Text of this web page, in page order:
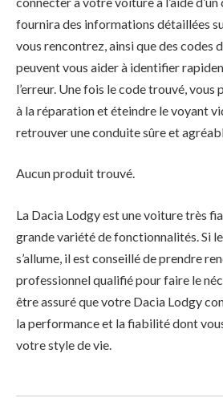
fournira des informations détaillées
vous rencontrez, ainsi que des codes
peuvent vous aider à identifier
l’erreur. Une fois le code trouvé,
à la réparation et éteindre le voyant
retrouver une conduite sûre et
Aucun produit trouvé.
La Dacia Lodgy est une voiture très
grande variété de fonctionnalités. Si
s’allume, il est conseillé de prendre
professionnel qualifié pour faire le
être assuré que votre Dacia Lodgy
la performance et la fiabilité dont
votre style de vie.